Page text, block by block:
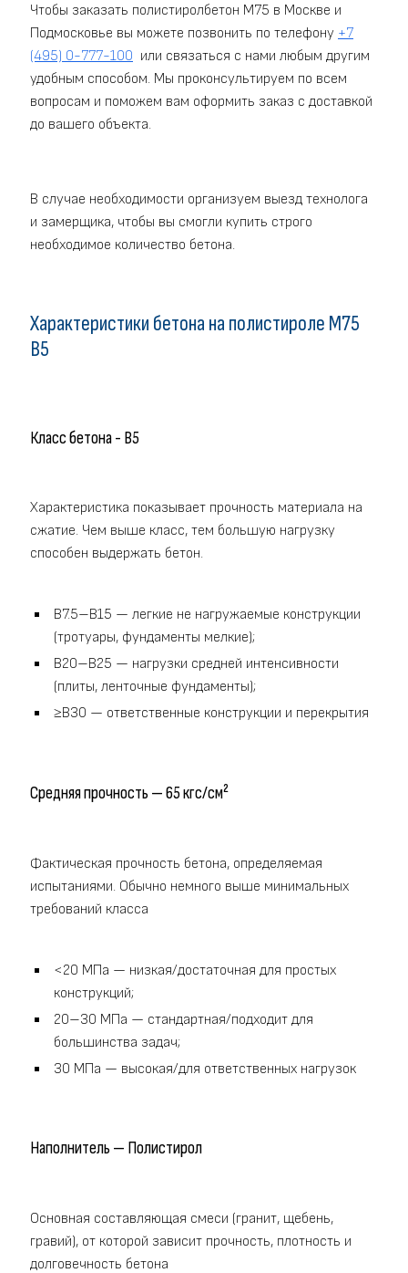
Чтобы заказать полистиролбетон M75 в Москве и
Подмосковье вы можете позвонить по телефону +7
(495) 0-777-100 или связаться с нами любым другим
удобным способом. Мы проконсультируем по всем
вопросам и поможем вам оформить заказ с доставкой
до вашего объекта.
В случае необходимости организуем выезд технолога
и замерщика, чтобы вы смогли купить строго
необходимое количество бетона.
Характеристики бетона на полистироле M75
В5
Класс бетона - В5
Характеристика показывает прочность материала на
сжатие. Чем выше класс, тем большую нагрузку
способен выдержать бетон.
B7.5–B15 — легкие не нагружаемые конструкции
(тротуары, фундаменты мелкие);
B20–B25 — нагрузки средней интенсивности
(плиты, ленточные фундаменты);
≥B30 — ответственные конструкции и перекрытия
Средняя прочность — 65 кгс/см²
Фактическая прочность бетона, определяемая
испытаниями. Обычно немного выше минимальных
требований класса
<20 МПа — низкая/достаточная для простых
конструкций;
20–30 МПа — стандартная/подходит для
большинства задач;
30 МПа — высокая/для ответственных нагрузок
Наполнитель — Полистирол
Основная составляющая смеси (гранит, щебень,
гравий), от которой зависит прочность, плотность и
долговечность бетона